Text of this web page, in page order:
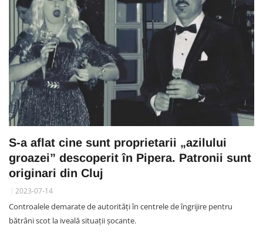
S-a aflat cine sunt proprietarii „azilului
groazei” descoperit în Pipera. Patronii sunt
originari din Cluj
2023-07-14
Controalele demarate de autorități în centrele de îngrijire pentru
bătrâni scot la iveală situații șocante.